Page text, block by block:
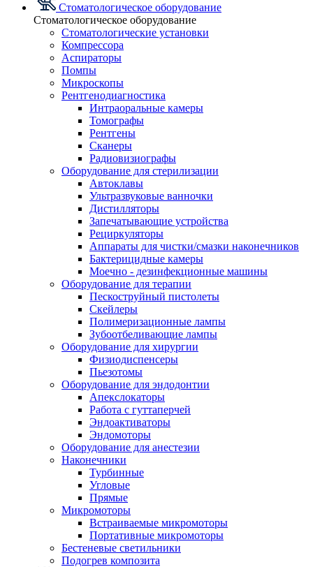
Стоматологическое оборудование
Стоматологическое оборудование
Стоматологические установки
Компрессора
Аспираторы
Помпы
Микроскопы
Рентгенодиагностика
Интраоральные камеры
Томографы
Рентгены
Сканеры
Радиовизиографы
Оборудование для стерилизации
Автоклавы
Ультразвуковые ванночки
Дистилляторы
Запечатывающие устройства
Рециркуляторы
Аппараты для чистки/смазки наконечников
Бактерицидные камеры
Моечно - дезинфекционные машины
Оборудование для терапии
Пескоструйный пистолеты
Скейлеры
Полимеризационные лампы
Зубоотбеливающие лампы
Оборудование для хирургии
Физиодиспенсеры
Пьезотомы
Оборудование для эндодонтии
Апекслокаторы
Работа с гуттаперчей
Эндоактиваторы
Эндомоторы
Оборудование для анестезии
Наконечники
Турбинные
Угловые
Прямые
Микромоторы
Встраиваемые микромоторы
Портативные микромоторы
Бестеневые светильники
Подогрев композита